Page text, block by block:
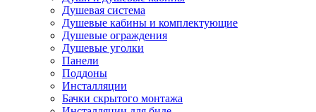
Душевая система
Душевые кабины и комплектующие
Душевые ограждения
Душевые уголки
Панели
Поддоны
Инсталляции
Бачки скрытого монтажа